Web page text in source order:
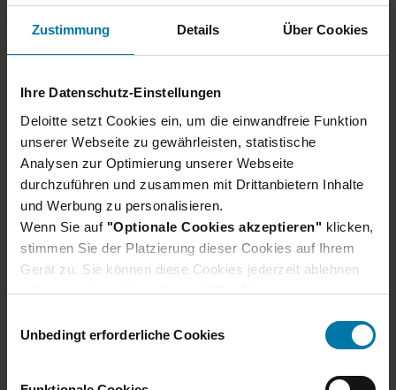
Zustimmung Details Über Cookies
Ihre Datenschutz-Einstellungen
Deloitte setzt Cookies ein, um die einwandfreie Funktion
unserer Webseite zu gewährleisten, statistische
Analysen zur Optimierung unserer Webseite
durchzuführen und zusammen mit Drittanbietern Inhalte
und Werbung zu personalisieren.
Wenn Sie auf "Optionale Cookies akzeptieren" klicken,
stimmen Sie der Platzierung dieser Cookies auf Ihrem
Gerät zu. Sie können diese Cookies jederzeit ablehnen
oder verwalten, indem Sie auf"Cookie-
gewählten Cookie-Präferenzen kann es sein, dass die
Unbedingt erforderliche Cookies
Unser Bewerbungsprozess
Wir verraten dir, wie du dich am besten
vorbereiten und was du bei deiner Bewerbung
beachten solltest.
Erfahre hier mehr